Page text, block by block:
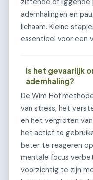
ademhalingen en
lichaam. Kleine
essentieel voor een
Is het gevaarlijk
ademhaling?
De Wim Hof
van stress, het
en het vergroten
het actief te
beter te reageren
mentale focus
voorzichtig te zijn